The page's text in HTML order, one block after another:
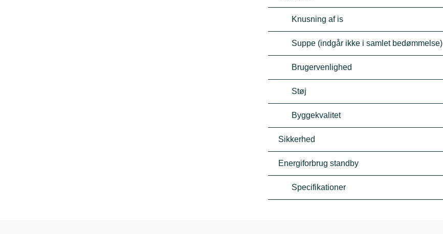
Knusning af is
Suppe (indgår ikke i samlet bedømmelse)
Brugervenlighed
Støj
Byggekvalitet
Sikkerhed
Energiforbrug standby
Specifikationer